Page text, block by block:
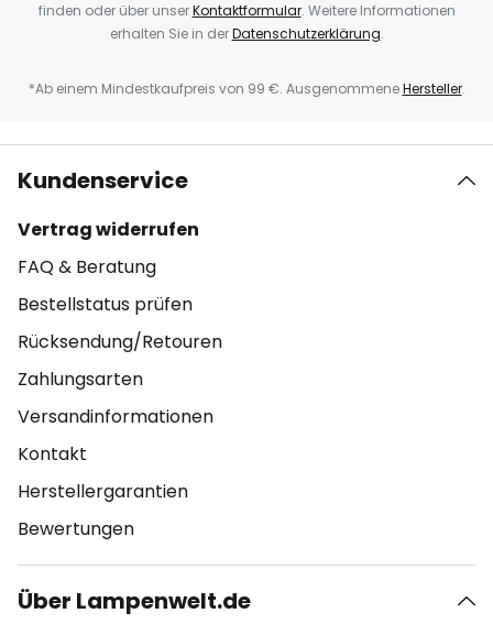
finden oder über unserKontaktformular. Weitere Informationen
erhalten Sie in derDatenschutzerklärung.
*Ab einem Mindestkaufpreis von 99 €. AusgenommeneHersteller.
Kundenservice
Vertrag widerrufen
FAQ & Beratung
Bestellstatus prüfen
Rücksendung/Retouren
Zahlungsarten
Versandinformationen
Kontakt
Herstellergarantien
Bewertungen
Über Lampenwelt.de